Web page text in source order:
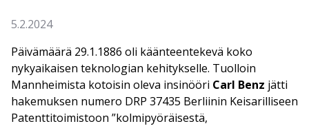
5.2.2024
Päivämäärä 29.1.1886 oli käänteentekevä koko
nykyaikaisen teknologian kehitykselle. Tuolloin
Mannheimista kotoisin oleva insinööri Carl Benz jätti
hakemuksen numero DRP 37435 Berliinin Keisarilliseen
Patenttitoimistoon ”kolmipyöräisestä,